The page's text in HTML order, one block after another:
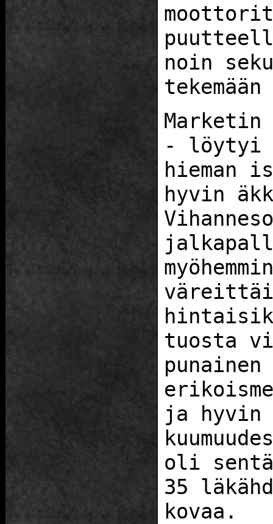
noin
- löytyi
hieman
hyvin
tuosta
ja hyvin
oli
35
kovaa.